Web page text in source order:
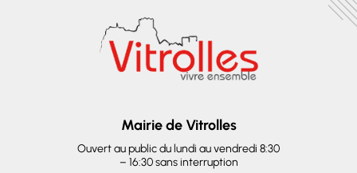
Mairie de Vitrolles
Ouvert au public du lundi au vendredi 8:30
– 16:30 sans interruption